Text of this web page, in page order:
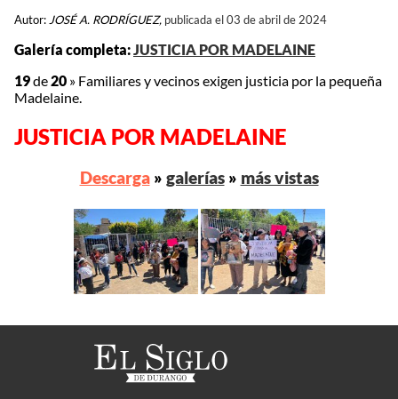
Autor:JOSÉ A. RODRÍGUEZ, publicada el 03 de abril de 2024
Galería completa:JUSTICIA POR MADELAINE
19de20 » Familiares y vecinos exigen justicia por la pequeña
Madelaine.
JUSTICIA POR MADELAINE
Descarga» galerías» más vistas